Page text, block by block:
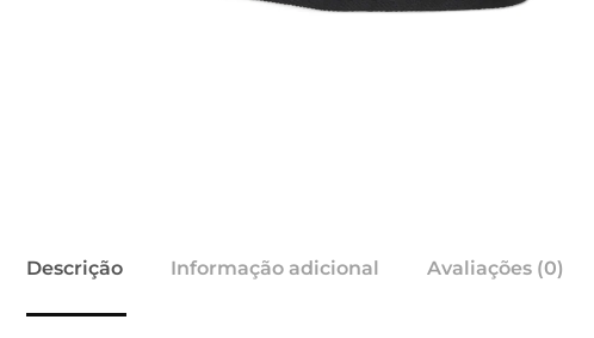
Descrição Informação adicional Avaliações (0)